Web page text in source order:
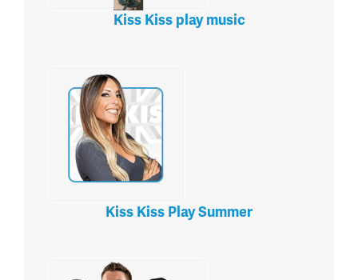
Kiss Kiss play music
Kiss Kiss Play Summer